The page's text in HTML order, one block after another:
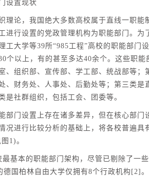
设置现状
论，我国绝大多数高校属于直线一职能
进行设置的党政管理机构为职能部门。
工大学等39所“985工程”高校的职能部门
个以上，有的甚至多达40余个。这些职
、组织部、宣传部、学工部、统战部等
、财务处、人事处、后勤处等；第三类
是社群组织，包括工会、团委等。
门设置上存在诸多差异，但在核心部门
况进行比较分析的基础上，将各校普遍
1)。
本的职能部门架构，尽管已剔除了一些
德国柏林自由大学仅拥有8个行政机构[2]